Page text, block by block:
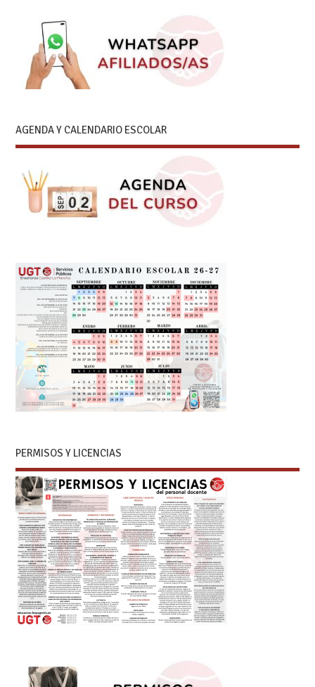
AGENDA Y CALENDARIO ESCOLAR
PERMISOS Y LICENCIAS